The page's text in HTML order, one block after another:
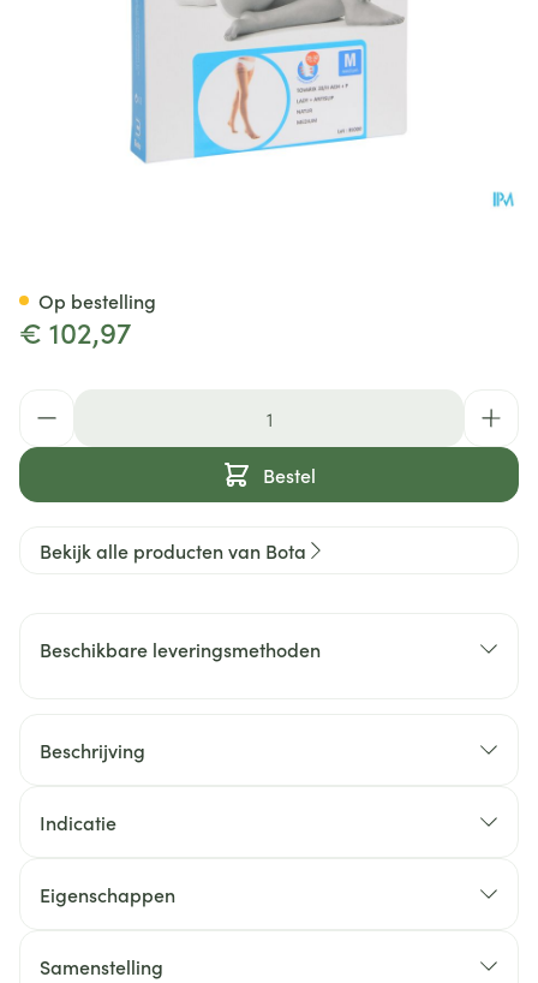
€ 102,97
Bestel
Op bestelling
Bekijk alle producten van Bota
Beschikbare leveringsmethoden
Beschrijving
Indicatie
Eigenschappen
Samenstelling